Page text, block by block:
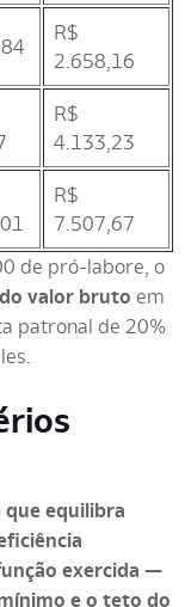
R$
2.658,16
R$
4.133,23
R$
7.507,67
de pró-labore, o
valor bruto em
patronal de 20%
que equilibra
exercida —
e o teto do